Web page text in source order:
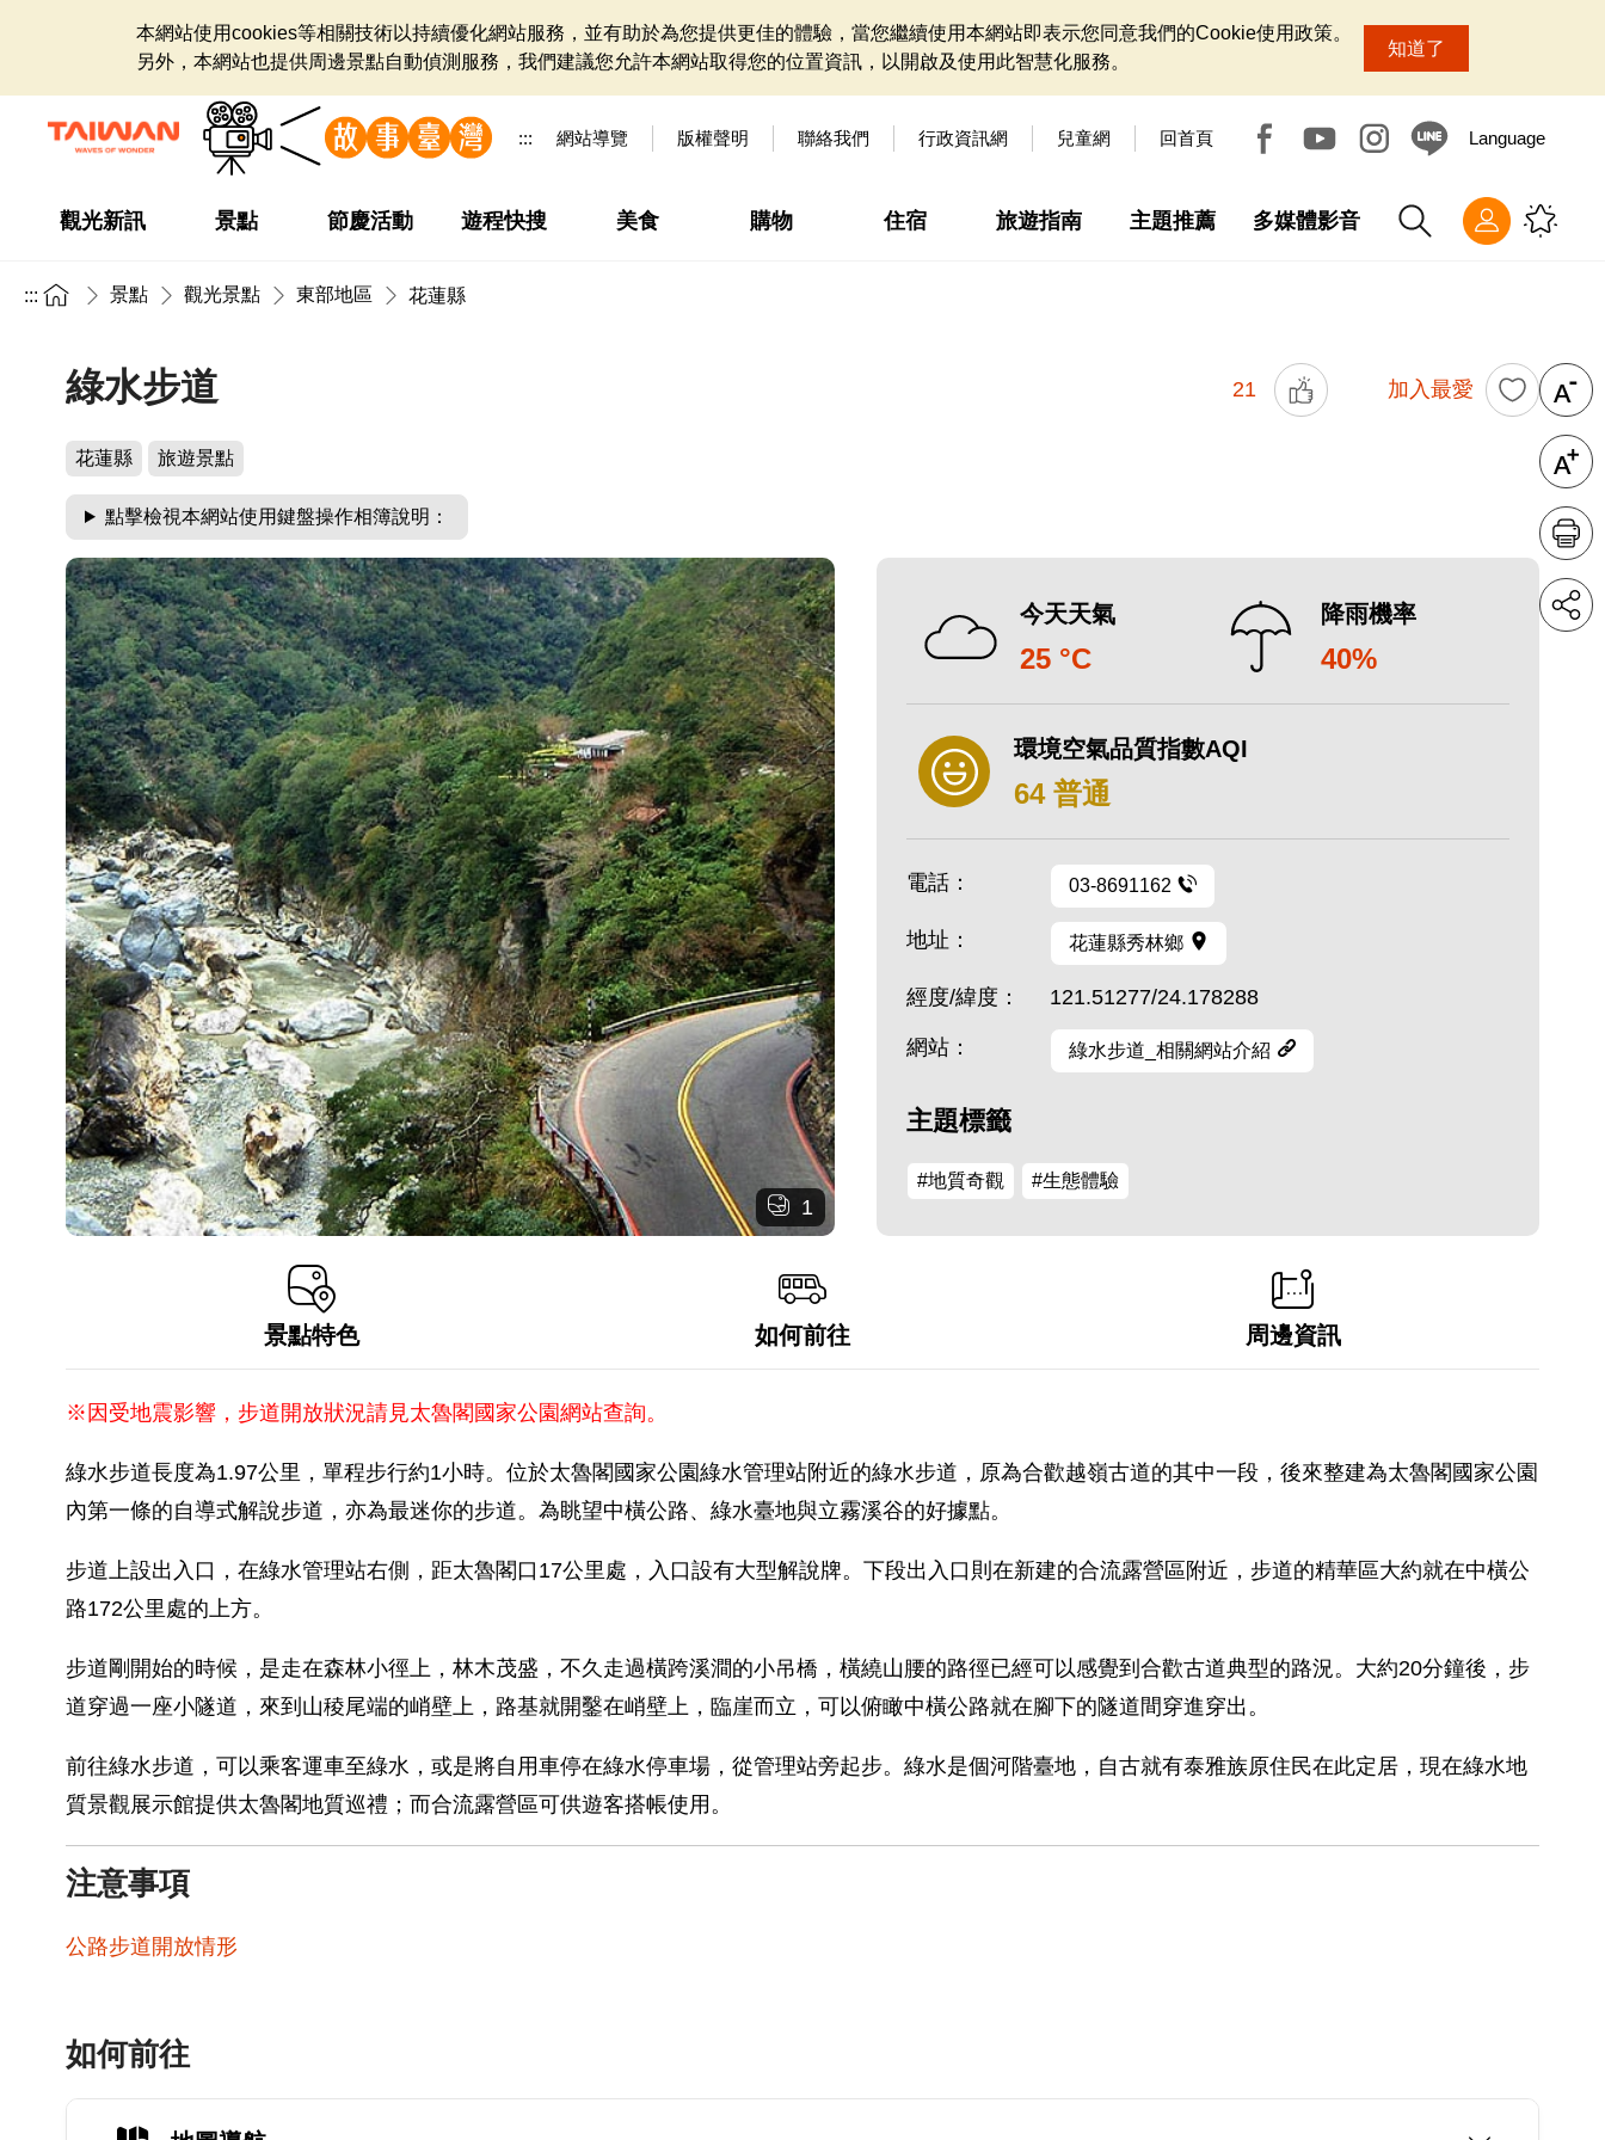
本網站使用cookies等相關技術以持續優化網站服務，並有助於為您提供更佳的體驗，當您繼續使用本網站即表示您同意我們的Cookie使用政策。
另外，本網站也提供周邊景點自動偵測服務，我們建議您允許本網站取得您的位置資訊，以開啟及使用此智慧化服務。
知道了
::: 網站導覽 版權聲明 聯絡我們 行政資訊網 兒童網 回首頁 Language
觀光新訊 景點 節慶活動 遊程快搜 美食 購物 住宿 旅遊指南 主題推薦 多媒體影音
::: 景點 觀光景點 東部地區 花蓮縣
綠水步道 21 加入最愛
花蓮縣 旅遊景點
點擊檢視本網站使用鍵盤操作相簿說明：
1
今天天氣
25 °C
降雨機率
40%
環境空氣品質指數AQI
64 普通
電話： 03-8691162
地址： 花蓮縣秀林鄉
經度/緯度： 121.51277/24.178288
網站： 綠水步道_相關網站介紹
主題標籤
#地質奇觀 #生態體驗
景點特色 如何前往 周邊資訊
※因受地震影響，步道開放狀況請見太魯閣國家公園網站查詢。
綠水步道長度為1.97公里，單程步行約1小時。位於太魯閣國家公園綠水管理站附近的綠水步道，原為合歡越嶺古道的其中一段，後來整建為太魯閣國家公園
內第一條的自導式解說步道，亦為最迷你的步道。為眺望中橫公路、綠水臺地與立霧溪谷的好據點。
步道上設出入口，在綠水管理站右側，距太魯閣口17公里處，入口設有大型解說牌。下段出入口則在新建的合流露營區附近，步道的精華區大約就在中橫公
路172公里處的上方。
步道剛開始的時候，是走在森林小徑上，林木茂盛，不久走過橫跨溪澗的小吊橋，橫繞山腰的路徑已經可以感覺到合歡古道典型的路況。大約20分鐘後，步
道穿過一座小隧道，來到山稜尾端的峭壁上，路基就開鑿在峭壁上，臨崖而立，可以俯瞰中橫公路就在腳下的隧道間穿進穿出。
前往綠水步道，可以乘客運車至綠水，或是將自用車停在綠水停車場，從管理站旁起步。綠水是個河階臺地，自古就有泰雅族原住民在此定居，現在綠水地
質景觀展示館提供太魯閣地質巡禮；而合流露營區可供遊客搭帳使用。
注意事項
公路步道開放情形
如何前往